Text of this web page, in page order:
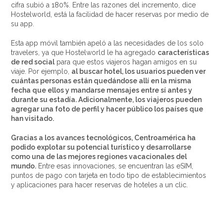
cifra subió a 180%. Entre las razones del incremento, dice
Hostelworld, está la facilidad de hacer reservas por medio de
su app.
Esta app móvil también apeló a las necesidades de los solo
travelers, ya que Hostelworld le ha agregado características
de red social para que estos viajeros hagan amigos en su
viaje. Por ejemplo, al buscar hotel, los usuarios pueden ver
cuántas personas están quedándose allí en la misma
fecha que ellos y mandarse mensajes entre sí antes y
durante su estadía. Adicionalmente, los viajeros pueden
agregar una foto de perfil y hacer público los países que
han visitado.
Gracias a los avances tecnológicos, Centroamérica ha
podido explotar su potencial turístico y desarrollarse
como una de las mejores regiones vacacionales del
mundo. Entre esas innovaciones, se encuentran las eSIM,
puntos de pago con tarjeta en todo tipo de establecimientos
y aplicaciones para hacer reservas de hoteles a un clic.